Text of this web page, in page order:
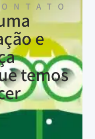
e
temos